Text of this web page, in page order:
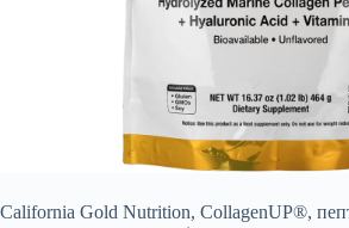
California Gold Nutrition, CollagenUP®,